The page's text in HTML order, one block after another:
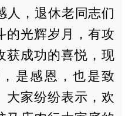
人，退休老同志们
的光辉岁月，有攻
获成功的喜悦，现
是感恩，也是致
大家纷纷表示，欢